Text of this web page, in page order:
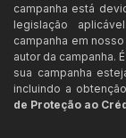
campanha está
legislação
campanha em
autor da campanha.
sua campanha
incluindo a
de Proteção ao